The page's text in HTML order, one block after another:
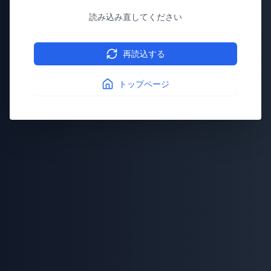
読み込み直してください
再読込する
トップページ